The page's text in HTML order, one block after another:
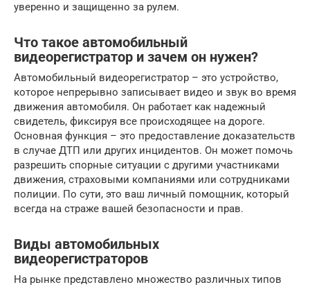
уверенно и защищенно за рулем.
Что такое автомобильный
видеорегистратор и зачем он нужен?
Автомобильный видеорегистратор – это устройство,
которое непрерывно записывает видео и звук во время
движения автомобиля. Он работает как надежный
свидетель, фиксируя все происходящее на дороге.
Основная функция – это предоставление доказательств
в случае ДТП или других инцидентов. Он может помочь
разрешить спорные ситуации с другими участниками
движения, страховыми компаниями или сотрудниками
полиции. По сути, это ваш личный помощник, который
всегда на страже вашей безопасности и прав.
Виды автомобильных
видеорегистраторов
На рынке представлено множество различных типов